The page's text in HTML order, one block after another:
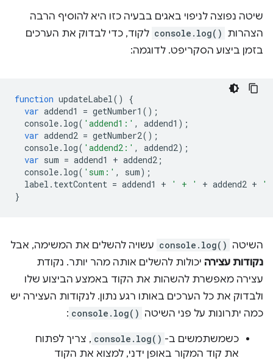
שיטה נפוצה לניפוי באגים בבעיה כזו היא להוסיף הרבה
הצהרות console.log() לקוד, כדי לבדוק את הערכים
בזמן ביצוע הסקריפט. לדוגמה:
function updateLabel ()
{
var addend1 = getNumber1 ();
console. log( 'addend1:' , addend1 );
var addend2 = getNumber2();
console. log( 'addend2:' , addend2);
var sum = addend1 + addend2 ;
console. log( 'sum:' , sum);
label . textContent = addend1 + ' + ' + addend2 +
'
}
השיטה console.log() עשויה להשלים את המשימה, אבל
נקודות עצירה יכולות להשלים אותה מהר יותר. נקודת
עצירה מאפשרת להשהות את הקוד באמצע הביצוע שלו
ולבדוק את כל הערכים באותו רגע נתון. לנקודות העצירה יש
כמה יתרונות על פני השיטה console.log()
:
כשמשתמשים ב- console.log() , צריך לפתוח
את קוד המקור באופן ידני, למצוא את הקוד